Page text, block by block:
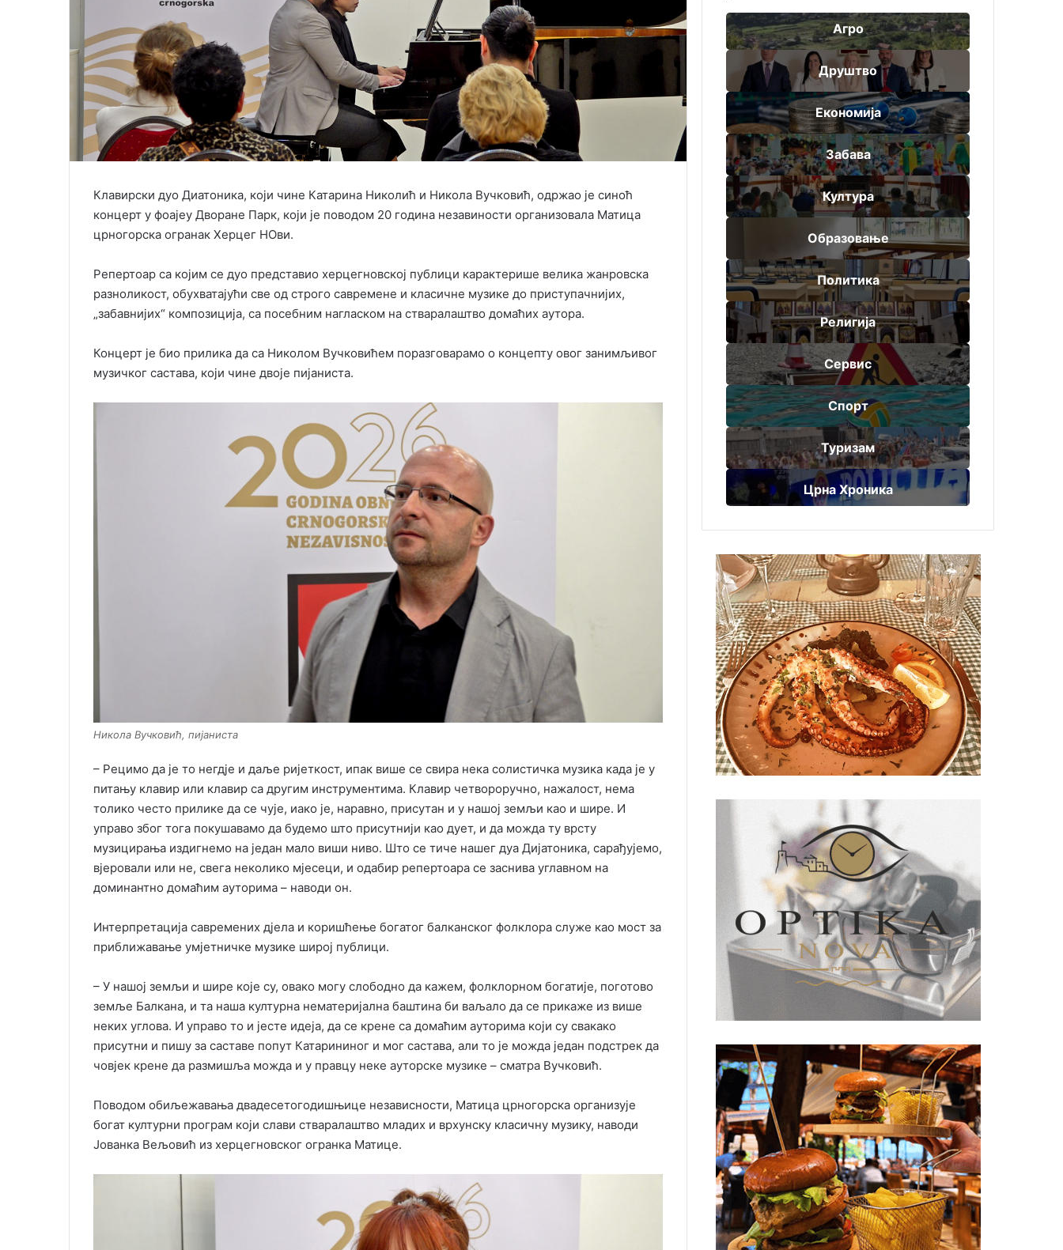
Клавирски дуо Диатоника, који чине Катарина Николић и Никола Вучковић, одржао је синоћ
концерт у фоајеу Дворане Парк, који је поводом 20 година незавиности организовала Матица
црногорска огранак Херцег НОви.
Репертоар са којим се дуо представио херцегновској публици карактерише велика жанровска
разноликост, обухватајући све од строго савремене и класичне музике до приступачнијих,
„забавнијих“ композиција, са посебним нагласком на стваралаштво домаћих аутора.
Концерт је био прилика да са Николом Вучковићем поразговарамо о концепту овог занимљивог
музичког састава, који чине двоје пијаниста.
Никола Вучковић, пијаниста
– Рецимо да је то негдје и даље ријеткост, ипак више се свира нека солистичка музика када је у
питању клавир или клавир са другим инструментима. Клавир четвороручно, нажалост, нема
толико често прилике да се чује, иако је, наравно, присутан и у нашој земљи као и шире. И
управо због тога покушавамо да будемо што присутнији као дует, и да можда ту врсту
музицирања издигнемо на један мало виши ниво. Што се тиче нашег дуа Дијатоника, сарађујемо,
вјеровали или не, свега неколико мјесеци, и одабир репертоара се заснива углавном на
доминантно домаћим ауторима – наводи он.
Интерпретација савремених дјела и коришћење богатог балканског фолклора служе као мост за
приближавање умјетничке музике широј публици.
– У нашој земљи и шире које су, овако могу слободно да кажем, фолклорном богатије, поготово
земље Балкана, и та наша културна нематеријална баштина би ваљало да се прикаже из више
неких углова. И управо то и јесте идеја, да се крене са домаћим ауторима који су свакако
присутни и пишу за саставе попут Катарининог и мог састава, али то је можда један подстрек да
човјек крене да размишља можда и у правцу неке ауторске музике – сматра Вучковић.
Поводом обиљежавања двадесетогодишњице независности, Матица црногорска организује
богат културни програм који слави стваралаштво младих и врхунску класичну музику, наводи
Јованка Вељовић из херцегновског огранка Матице.
Агро
Друштво
Економија
Забава
Култура
Образовање
Политика
Религија
Сервис
Спорт
Туризам
Црна Хроника